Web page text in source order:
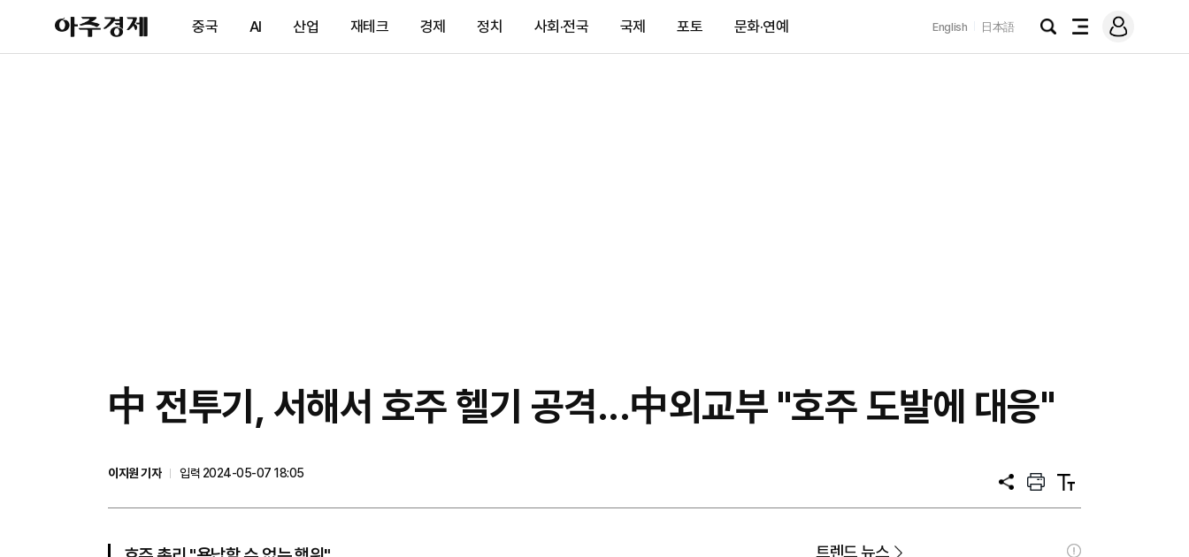
아
주
제
중국 AI 산업 재테크 경제 정치 사회·전국 국제 포토 문화·연예 English 日本語
검
전
메
그
中 전투기, 서해서 호주 헬기 공격...中외교부 "호주 도발에 대응"
이지원 기자
입력 2024-05-07 18:05
공
프
트
텍
트
트렌드 뉴스